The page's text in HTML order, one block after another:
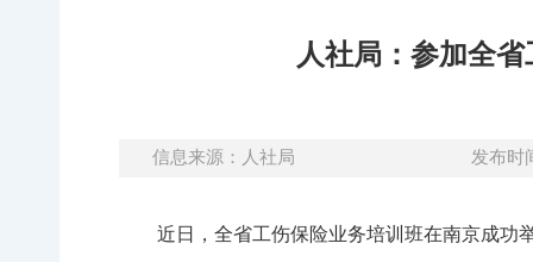
人社局：参加全
信息来源：人社局 发布时
近日，全省工伤保险业务培训班在南京成功